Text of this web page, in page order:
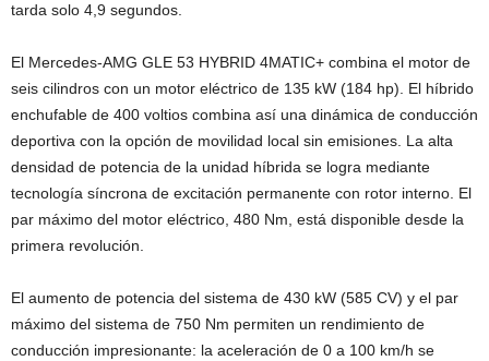
tarda solo 4,9 segundos.
El Mercedes-AMG GLE 53 HYBRID 4MATIC+ combina el motor de
seis cilindros con un motor eléctrico de 135 kW (184 hp). El híbrido
enchufable de 400 voltios combina así una dinámica de conducción
deportiva con la opción de movilidad local sin emisiones. La alta
densidad de potencia de la unidad híbrida se logra mediante
tecnología síncrona de excitación permanente con rotor interno. El
par máximo del motor eléctrico, 480 Nm, está disponible desde la
primera revolución.
El aumento de potencia del sistema de 430 kW (585 CV) y el par
máximo del sistema de 750 Nm permiten un rendimiento de
conducción impresionante: la aceleración de 0 a 100 km/h se